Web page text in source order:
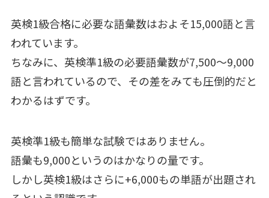
英検1級合格に必要な語彙数はおよそ15,000語と言
われています。
ちなみに、英検準1級の必要語彙数が7,500～9,000
語と言われているので、その差をみても圧倒的だと
わかるはずです。
英検準1級も簡単な試験ではありません。
語彙も9,000というのはかなりの量です。
しかし英検1級はさらに+6,000もの単語が出題され